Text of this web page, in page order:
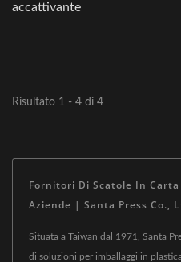
accattivante
Risultato 1 - 4 di 4
Fornitori Di Scatole In
Aziende | Santa Press Co.,
Situata a Taiwan dal 1971, Santa
di soluzioni per imballaggi in